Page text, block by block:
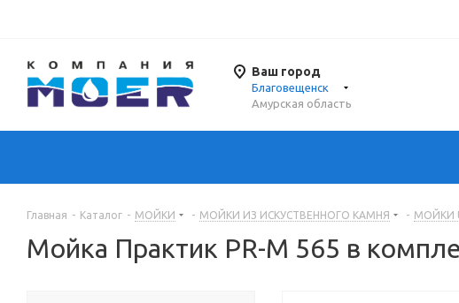
Ваш город
Благовещенск
Амурская область
Главная - Каталог - МОЙКИ - МОЙКИ ИЗ ИСКУСТВЕННОГО КАМНЯ - МОЙКИ
Мойка Практик PR-M 565 в